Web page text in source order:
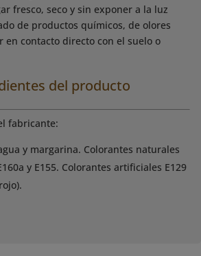
fresco, seco y sin exponer a la luz
de productos químicos, de olores
en contacto directo con el suelo o
del producto
fabricante:
y margarina. Colorantes naturales
y E155. Colorantes artificiales E129